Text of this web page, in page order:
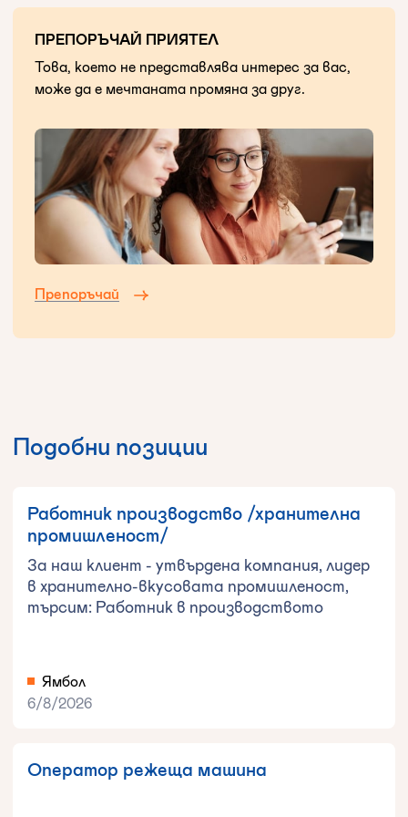
ПРЕПОРЪЧАЙ ПРИЯТЕЛ
Това, което не представлява интерес за вас,
може да е мечтаната промяна за друг.
Препоръчай
Подобни позиции
Работник производство /хранителна
промишленост/
За наш клиент - утвърдена компания, лидер
в хранително-вкусовата промишленост,
търсим: Работник в производството
Ямбол
6/8/2026
Оператор режеща машина